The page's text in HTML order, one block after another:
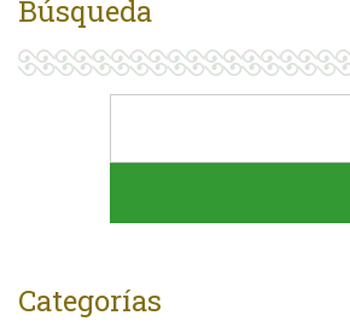
Búsqueda
Categorías